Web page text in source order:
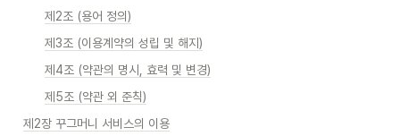
제2조 (용어 정의)
제3조 (이용계약의 성립 및 해지)
제4조 (약관의 명시, 효력 및 변경)
제5조 (약관 외 준칙)
제2장 꾸그머니 서비스의 이용